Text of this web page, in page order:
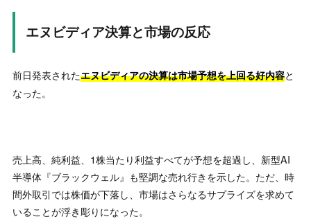
エヌビディア決算と市場の反応
前日発表されたエヌビディアの決算は市場予想を上回る好内容と
なった。
売上高、純利益、1株当たり利益すべてが予想を超過し、新型AI
半導体『ブラックウェル』も堅調な売れ行きを示した。ただ、時
間外取引では株価が下落し、市場はさらなるサプライズを求めて
いることが浮き彫りになった。